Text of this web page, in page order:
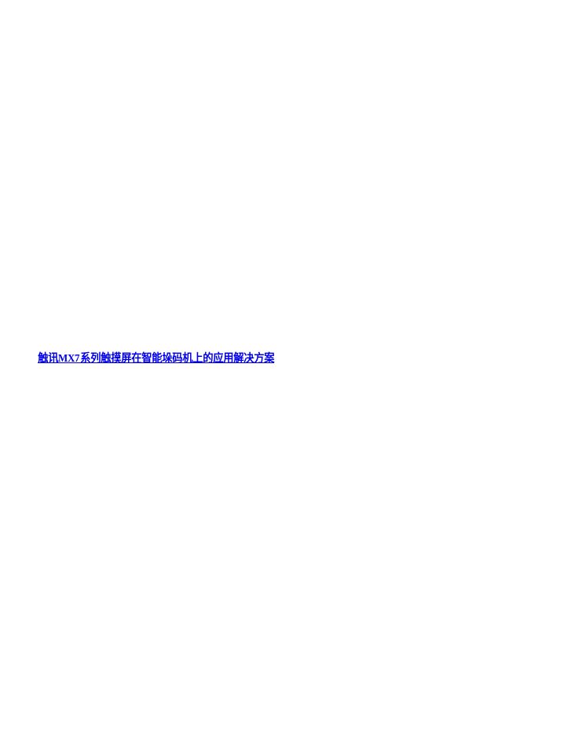
触讯MX7系列触摸屏在智能垛码机上的应用解决方案